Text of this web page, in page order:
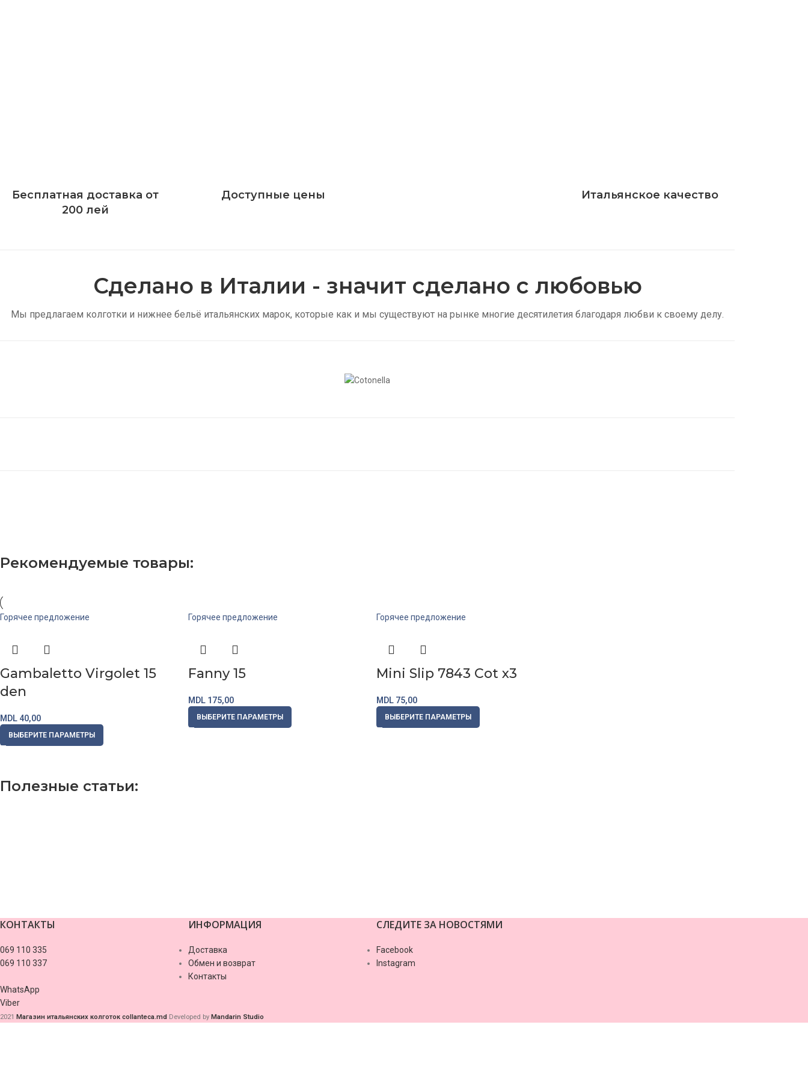
Бесплатная доставка от
200 лей
Доступные цены Итальянское качество
Сделано в Италии - значит сделано с любовью
Мы предлагаем колготки и нижнее бельё итальянских марок, которые как и мы существуют на рынке многие десятилетия благодаря любви к своему делу.
Рекомендуемые товары:
Горячее предложение
Gambaletto Virgolet 15
den
MDL 40,00
ВЫБЕРИТЕ ПАРАМЕТРЫ
Горячее предложение
Fanny 15
MDL 175,00
ВЫБЕРИТЕ ПАРАМЕТРЫ
Горячее предложение
Mini Slip 7843 Cot x3
MDL 75,00
ВЫБЕРИТЕ ПАРАМЕТРЫ
Полезные статьи:
valor casino
КОНТАКТЫ
069 110 335
069 110 337
WhatsApp
Viber
ИНФОРМАЦИЯ
Доставка
Обмен и возврат
Контакты
СЛЕДИТЕ ЗА НОВОСТЯМИ
Facebook
Instagram
2021 Магазин итальянских колготок collanteca.md Developed by Mandarin Studio